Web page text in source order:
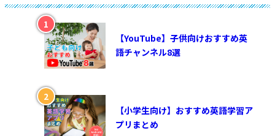
【YouTube】子供向けおすすめ英
語チャンネル8選
【小学生向け】おすすめ英語学習ア
プリまとめ